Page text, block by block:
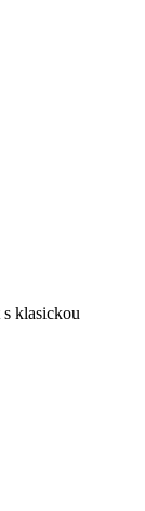
klasickou